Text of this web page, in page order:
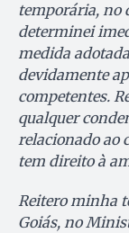
temporária, no
determinei
medida
devidamente
competentes.
qualquer
relacionado ao
tem direito à
Reitero minha
Goiás, no